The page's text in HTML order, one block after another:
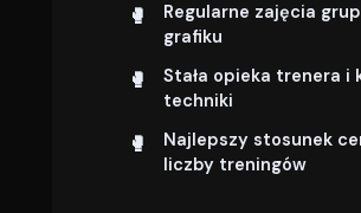
Regularne zajęcia
grafiku
Stała opieka trenera i
techniki
Najlepszy stosunek
liczby treningów